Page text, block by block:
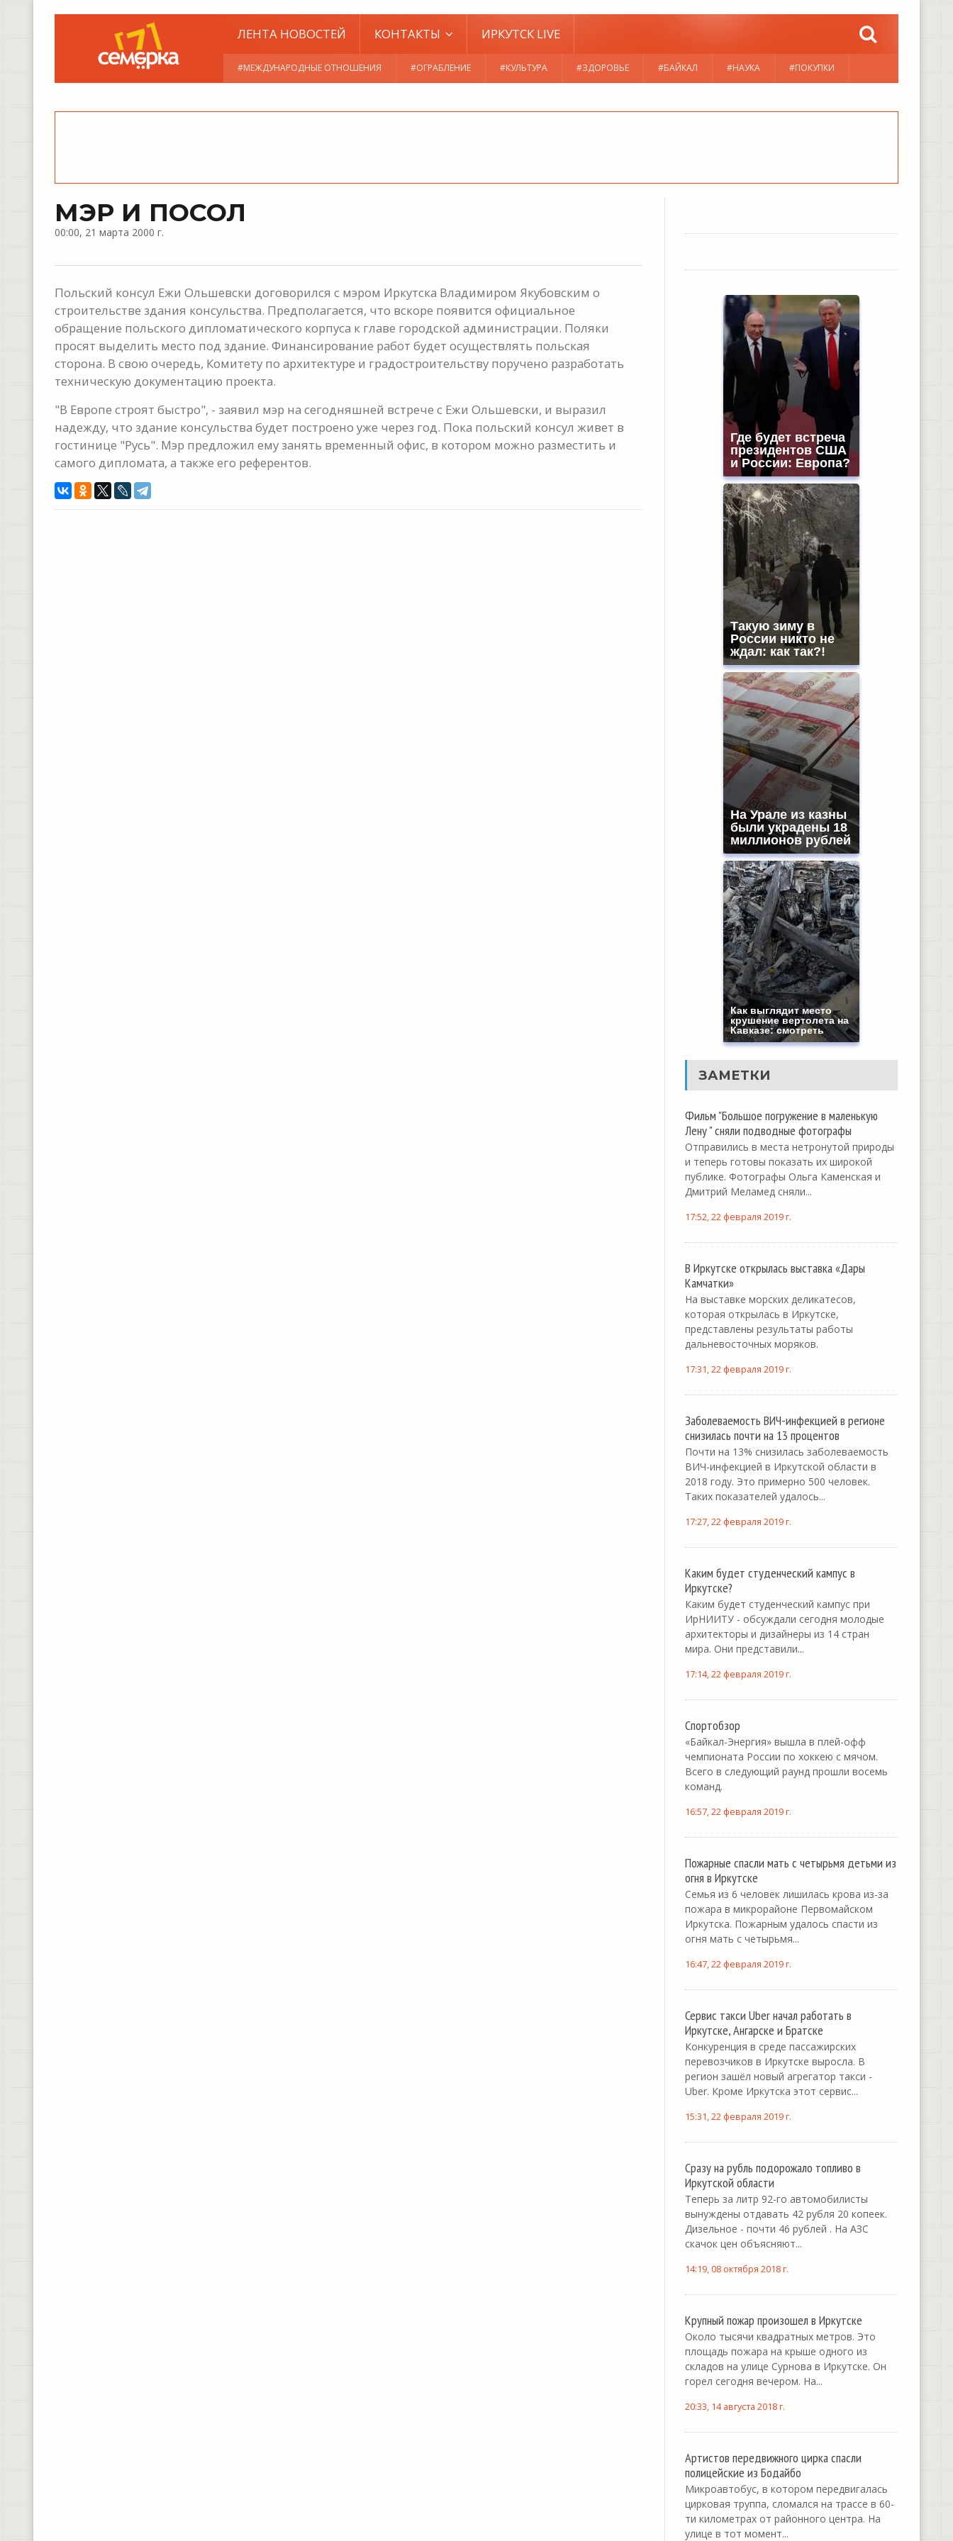
ЛЕНТА НОВОСТЕЙ КОНТАКТЫ ИРКУТСК LIVE
#МЕЖДУНАРОДНЫЕ ОТНОШЕНИЯ #ОГРАБЛЕНИЕ #КУЛЬТУРА #ЗДОРОВЬЕ #БАЙКАЛ #НАУКА #ПОКУПКИ
МЭР И ПОСОЛ
00:00, 21 марта 2000 г.
Польский консул Ежи Ольшевски договорился с мэром Иркутска Владимиром Якубовским о
строительстве здания консульства. Предполагается, что вскоре появится официальное
обращение польского дипломатического корпуса к главе городской администрации. Поляки
просят выделить место под здание. Финансирование работ будет осуществлять польская
сторона. В свою очередь, Комитету по архитектуре и градостроительству поручено разработать
техническую документацию проекта.
"В Европе строят быстро", - заявил мэр на сегодняшней встрече с Ежи Ольшевски, и выразил
надежду, что здание консульства будет построено уже через год. Пока польский консул живет в
гостинице "Русь". Мэр предложил ему занять временный офис, в котором можно разместить и
самого дипломата, а также его референтов.
Где будет встреча
президентов США
и России: Европа?
Такую зиму в
России никто не
ждал: как так?!
На Урале из казны
были украдены 18
миллионов рублей
Как выглядит место
крушение вертолета на
Кавказе: смотреть
ЗАМЕТКИ
Фильм "Большое погружение в маленькую
Лену " сняли подводные фотографы
Отправились в места нетронутой природы
и теперь готовы показать их широкой
публике. Фотографы Ольга Каменская и
Дмитрий Меламед сняли...
17:52, 22 февраля 2019 г.
В Иркутске открылась выставка «Дары
Камчатки»
На выставке морских деликатесов,
которая открылась в Иркутске,
представлены результаты работы
дальневосточных моряков.
17:31, 22 февраля 2019 г.
Заболеваемость ВИЧ-инфекцией в регионе
снизилась почти на 13 процентов
Почти на 13% снизилась заболеваемость
ВИЧ-инфекцией в Иркутской области в
2018 году. Это примерно 500 человек.
Таких показателей удалось...
17:27, 22 февраля 2019 г.
Каким будет студенческий кампус в
Иркутске?
Каким будет студенческий кампус при
ИрНИИТУ - обсуждали сегодня молодые
архитекторы и дизайнеры из 14 стран
мира. Они представили...
17:14, 22 февраля 2019 г.
Спортобзор
«Байкал-Энергия» вышла в плей-офф
чемпионата России по хоккею с мячом.
Всего в следующий раунд прошли восемь
команд.
16:57, 22 февраля 2019 г.
Пожарные спасли мать с четырьмя детьми из
огня в Иркутске
Семья из 6 человек лишилась крова из-за
пожара в микрорайоне Первомайском
Иркутска. Пожарным удалось спасти из
огня мать с четырьмя...
16:47, 22 февраля 2019 г.
Сервис такси Uber начал работать в
Иркутске, Ангарске и Братске
Конкуренция в среде пассажирских
перевозчиков в Иркутске выросла. В
регион зашёл новый агрегатор такси -
Uber. Кроме Иркутска этот сервис...
15:31, 22 февраля 2019 г.
Сразу на рубль подорожало топливо в
Иркутской области
Теперь за литр 92-го автомобилисты
вынуждены отдавать 42 рубля 20 копеек.
Дизельное - почти 46 рублей . На АЗС
скачок цен объясняют...
14:19, 08 октября 2018 г.
Крупный пожар произошел в Иркутске
Около тысячи квадратных метров. Это
площадь пожара на крыше одного из
складов на улице Сурнова в Иркутске. Он
горел сегодня вечером. На...
20:33, 14 августа 2018 г.
Артистов передвижного цирка спасли
полицейские из Бодайбо
Микроавтобус, в котором передвигалась
цирковая труппа, сломался на трассе в 60-
ти километрах от районного центра. На
улице в тот момент...